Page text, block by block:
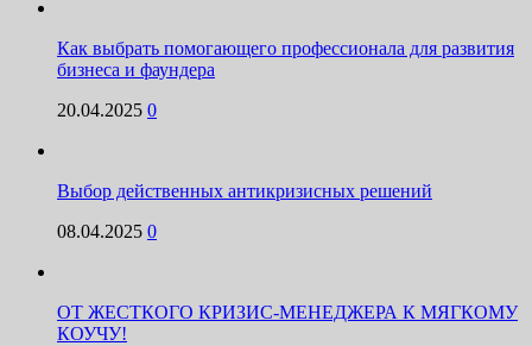
Как выбрать помогающего профессионала для развития
бизнеса и фаундера
20.04.2025 0
Выбор действенных антикризисных решений
08.04.2025 0
ОТ ЖЕСТКОГО КРИЗИС-МЕНЕДЖЕРА К МЯГКОМУ
КОУЧУ!